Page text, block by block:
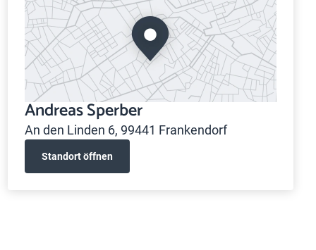
Andreas Sperber
An den Linden 6, 99441 Frankendorf
Standort öffnen